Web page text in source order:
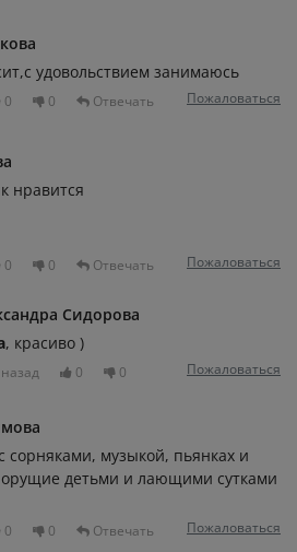
удовольствием занимаюсь
0 0 Отвечать Пожаловаться
нравится
0 0 Отвечать Пожаловаться
Сидорова
, красиво )
0 0 Пожаловаться
сорняками, музыкой, пьянках и
детьми и лающими сутками
0 0 Отвечать Пожаловаться